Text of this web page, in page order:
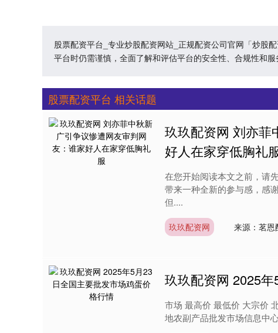
股票配资平台_专业炒股配资网站_正规配资公司官网「炒股
平台时仍需谨慎，全面了解和评估平台的安全性、合规性和服
股票配资平台 相关话题
玖玖配资网 刘亦菲
好人在家穿低胸礼
在您开始阅读本文之前，请
带来一种全新的参与感，感
但....
玖玖配资网 来源：茗恩
玖玖配资网 2025
市场 最高价 最低价 大宗价
地农副产品批发市场信息中